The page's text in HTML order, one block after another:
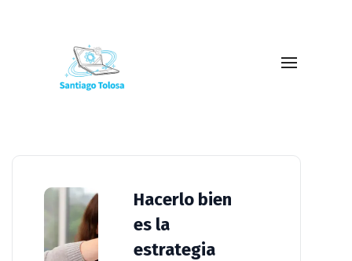
Quick Tips
Hacerlo bien
es la
estrategia